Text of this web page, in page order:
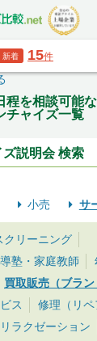
新着 15件
程を相談可能
チャイズ一覧
説明会 検索
小売 サ
クリーニング
塾・家庭教師
買取販売（ブラン
ス
修理（リ
ラクゼーション